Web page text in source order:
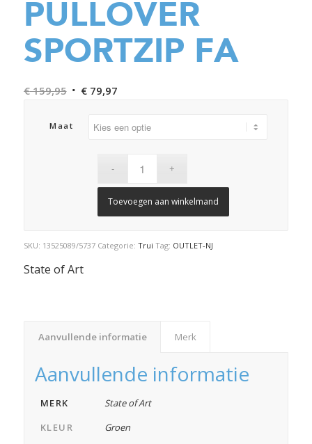
PULLOVER
SPORTZIP FA
€159,95 Oorspronkelijke
was:
€79,97Huidige
Maat
Toevoegen aan winkelmand
SKU: 13525089/5737 Categorie: Trui Tag: OUTLET-NJ
State of Art
Aanvullende informatie Merk
Aanvullende informatie
MERK
State of Art
KLEUR
Groen